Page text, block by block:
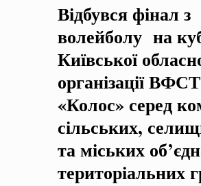
на період 2018 – 2020 роки Оголошення
проектів- 0 Коментарів
Відбувся фінал з
волейболу на
Київської
організації ВФСТ
«Колос» серед
сільських,
та міських
територіальних